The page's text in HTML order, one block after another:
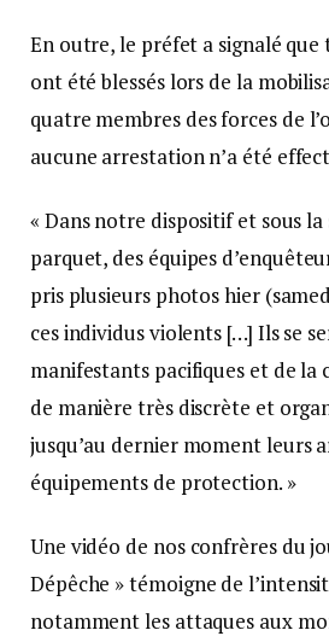
En outre, le préfet a signalé
ont été blessés lors de la
quatre membres des forces de
aucune arrestation n’a été
« Dans notre dispositif et sous
parquet, des équipes
pris plusieurs photos hier
ces individus violents […] Ils se
manifestants pacifiques et de la
de manière très discrète et
jusqu’au dernier moment leurs
équipements de protection. »
Une vidéo de nos confrères du
Dépêche » témoigne de
notamment les attaques aux